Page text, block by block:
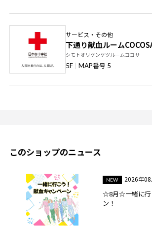
サービス・その他
下通り献血ルーム
シモトオリケンケツルームココサ
5F MAP番号 5
このショップのニュース
2026年
☆8月☆一緒に行
ン！